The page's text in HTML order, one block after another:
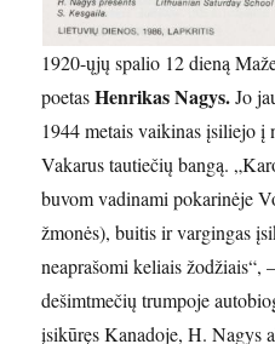
1920-ųjų spalio 12 dieną
poetasHenrikas Nagys.Jo
1944 metais vaikinas įsiliejo į
Vakarus tautiečių bangą.
buvom vadinami pokarinėje
žmonės), buitis ir vargingas
neaprašomi keliais žodžiais“,
dešimtmečių trumpoje
įsikūręs Kanadoje, H. Nagys